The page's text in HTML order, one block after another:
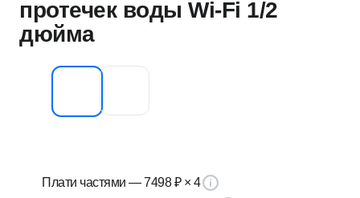
протечек воды Wi-Fi 1/2
дюйма
Плати частями — 7498 ₽× 4